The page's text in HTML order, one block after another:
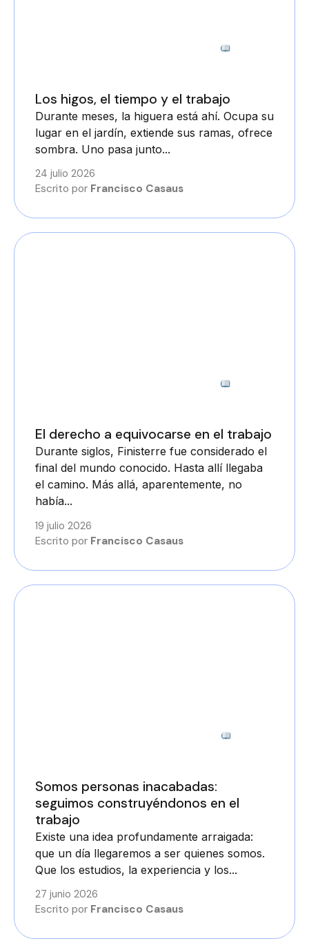
Los higos, el tiempo y el trabajo
Durante meses, la higuera está ahí. Ocupa su
lugar en el jardín, extiende sus ramas, ofrece
sombra. Uno pasa junto...
24 julio 2026
Escrito por Francisco Casaus
El derecho a equivocarse en el trabajo
Durante siglos, Finisterre fue considerado el
final del mundo conocido. Hasta allí llegaba
el camino. Más allá, aparentemente, no
había...
19 julio 2026
Escrito por Francisco Casaus
Somos personas inacabadas:
seguimos construyéndonos en el
trabajo
Existe una idea profundamente arraigada:
que un día llegaremos a ser quienes somos.
Que los estudios, la experiencia y los...
27 junio 2026
Escrito por Francisco Casaus